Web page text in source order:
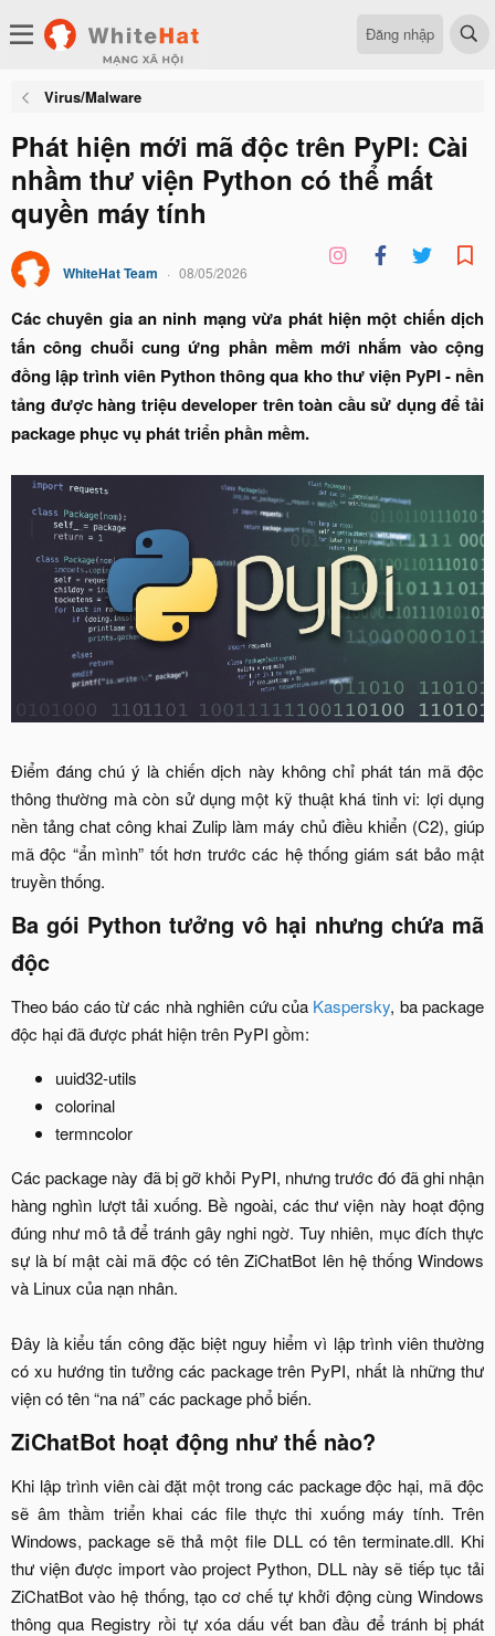
Đăng nhập
Virus/Malware
Phát hiện mới mã độc trên PyPI: Cài
nhầm thư viện Python có thể mất
quyền máy tính
WhiteHat Team 08/05/2026
Các chuyên gia an ninh mạng vừa phát hiện một chiến dịch
tấn công chuỗi cung ứng phần mềm mới nhắm vào cộng
đồng lập trình viên Python thông qua kho thư viện PyPI - nền
tảng được hàng triệu developer trên toàn cầu sử dụng để tải
package phục vụ phát triển phần mềm.
Điểm đáng chú ý là chiến dịch này không chỉ phát tán mã độc
thông thường mà còn sử dụng một kỹ thuật khá tinh vi: lợi dụng
nền tảng chat công khai Zulip làm máy chủ điều khiển (C2), giúp
mã độc “ẩn mình” tốt hơn trước các hệ thống giám sát bảo mật
truyền thống.​
Ba gói Python tưởng vô hại nhưng chứa mã
độc​
Theo báo cáo từ các nhà nghiên cứu của Kaspersky, ba package
độc hại đã được phát hiện trên PyPI gồm:​
uuid32-utils​
colorinal​
termncolor​
Các package này đã bị gỡ khỏi PyPI, nhưng trước đó đã ghi nhận
hàng nghìn lượt tải xuống. Bề ngoài, các thư viện này hoạt động
đúng như mô tả để tránh gây nghi ngờ. Tuy nhiên, mục đích thực
sự là bí mật cài mã độc có tên ZiChatBot lên hệ thống Windows
và Linux của nạn nhân.
Đây là kiểu tấn công đặc biệt nguy hiểm vì lập trình viên thường
có xu hướng tin tưởng các package trên PyPI, nhất là những thư
viện có tên “na ná” các package phổ biến.​
ZiChatBot hoạt động như thế nào?​
Khi lập trình viên cài đặt một trong các package độc hại, mã độc
sẽ âm thầm triển khai các file thực thi xuống máy tính. Trên
Windows, package sẽ thả một file DLL có tên terminate.dll. Khi
thư viện được import vào project Python, DLL này sẽ tiếp tục tải
ZiChatBot vào hệ thống, tạo cơ chế tự khởi động cùng Windows
thông qua Registry rồi tự xóa dấu vết ban đầu để tránh bị phát